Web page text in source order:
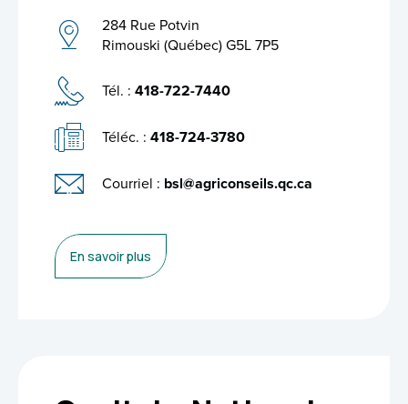
284 Rue Potvin
Rimouski (Québec) G5L 7P5
Tél. : 418-722-7440
Téléc. : 418-724-3780
Courriel : bsl@agriconseils.qc.ca
En savoir plus